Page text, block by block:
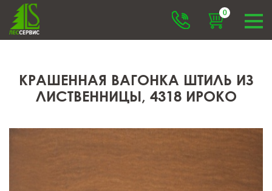
0
КРАШЕННАЯ ВАГОНКА ШТИЛЬ ИЗ
ЛИСТВЕННИЦЫ, 4318 ИРОКО